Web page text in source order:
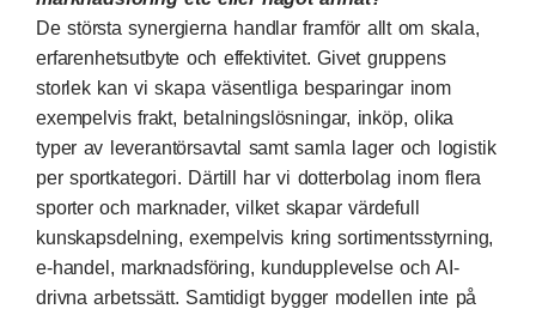
De största synergierna handlar framför allt om skala,
erfarenhetsutbyte och effektivitet. Givet gruppens
storlek kan vi skapa väsentliga besparingar inom
exempelvis frakt, betalningslösningar, inköp, olika
typer av leverantörsavtal samt samla lager och logistik
per sportkategori. Därtill har vi dotterbolag inom flera
sporter och marknader, vilket skapar värdefull
kunskapsdelning, exempelvis kring sortimentsstyrning,
e-handel, marknadsföring, kundupplevelse och AI-
drivna arbetssätt. Samtidigt bygger modellen inte på